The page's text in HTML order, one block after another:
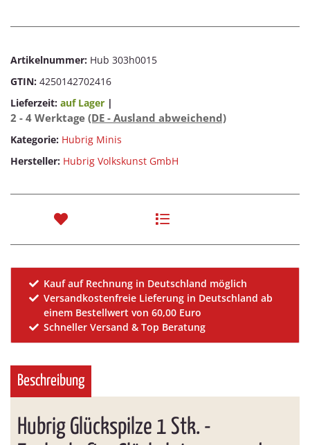
Artikelnummer: Hub 303h0015
GTIN: 4250142702416
Lieferzeit: auf Lager |
2 - 4 Werktage (DE - Ausland abweichend)
Kategorie: Hubrig Minis
Hersteller: Hubrig Volkskunst GmbH
Kauf auf Rechnung in Deutschland möglich
Versandkostenfreie Lieferung in Deutschland ab
einem Bestellwert von 60,00 Euro
Schneller Versand & Top Beratung
Beschreibung
Hubrig Glückspilze 1 Stk. -